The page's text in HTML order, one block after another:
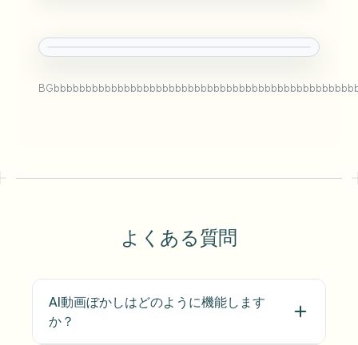
よくある質問
AI動画ぼかしはどのように機能します
か？